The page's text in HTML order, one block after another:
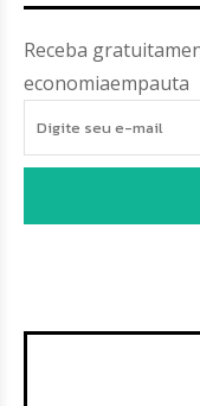
Receba
economiaempauta